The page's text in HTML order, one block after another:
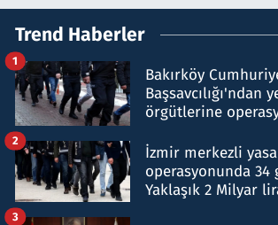
Trend Haberler
Bakırköy
Başsavcılığı'ndan
örgütlerine
1
İzmir merkezli yasa
operasyonunda 34
Yaklaşık 2 Milyar
2
3